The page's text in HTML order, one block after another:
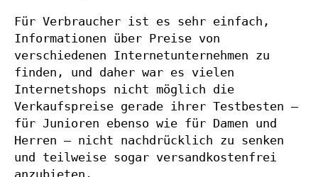
Für Verbraucher ist es sehr einfach,
Informationen über Preise von
verschiedenen Internetunternehmen zu
finden, und daher war es vielen
Internetshops nicht möglich die
Verkaufspreise gerade ihrer Testbesten –
für Junioren ebenso wie für Damen und
Herren – nicht nachdrücklich zu senken
und teilweise sogar versandkostenfrei
anzubieten.